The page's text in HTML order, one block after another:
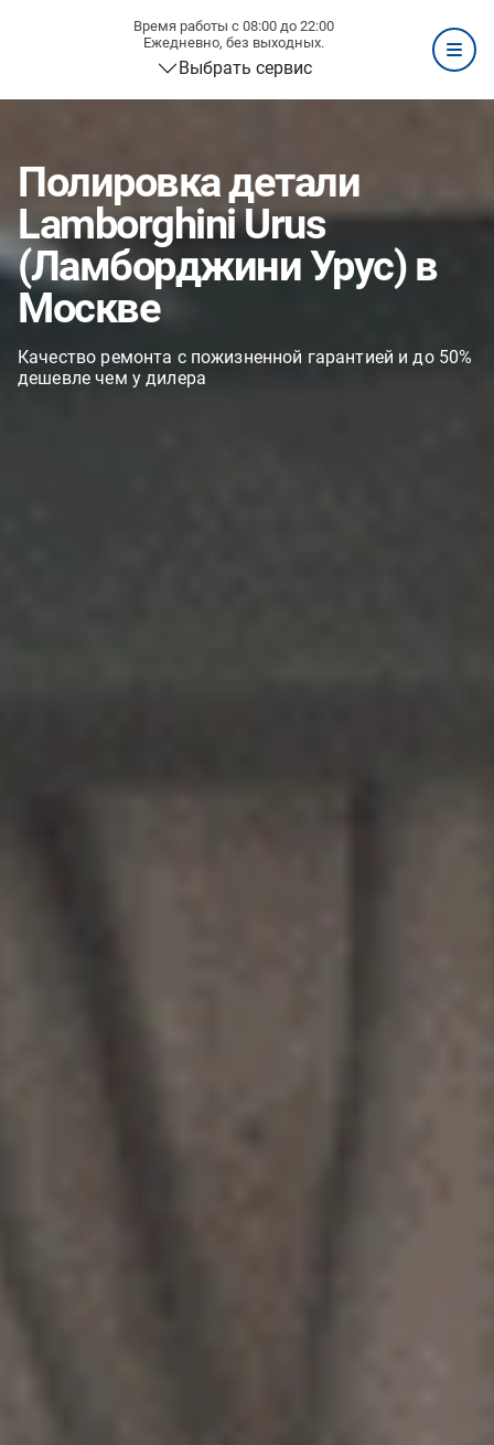
Время работы с 08:00 до 22:00
Ежедневно, без выходных.
Выбрать сервис
Полировка детали
Lamborghini Urus
(Ламборджини Урус) в
Москве
Качество ремонта с пожизненной гарантией и до 50%
дешевле чем у дилера